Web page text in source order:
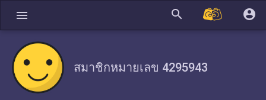
menu search account_circle
สมาชิกหมายเลข 4295943